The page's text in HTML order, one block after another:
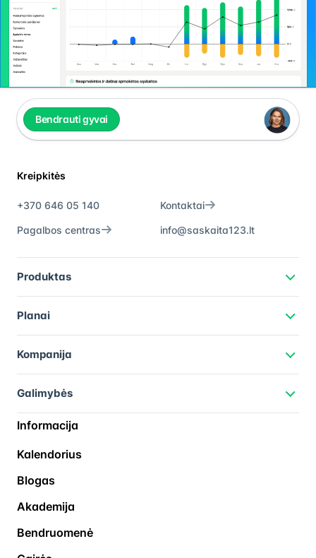
Bendrauti gyvai
Kreipkitės
+370 646 05 140
info@saskaita123.lt
Kontaktai
Pagalbos centras
Produktas
Planai
Kompanija
Galimybės
Informacija
Kalendorius
Blogas
Akademija
Bendruomenė